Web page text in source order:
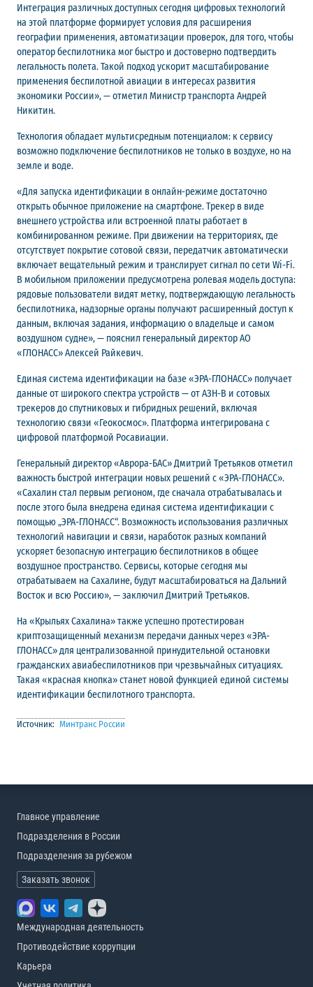
Интеграция различных доступных сегодня цифровых технологий
на этой платформе формирует условия для расширения
географии применения, автоматизации проверок, для того, чтобы
оператор беспилотника мог быстро и достоверно подтвердить
легальность полета. Такой подход ускорит масштабирование
применения беспилотной авиации в интересах развития
экономики России», — отметил Министр транспорта Андрей
Никитин.
Технология обладает мультисредным потенциалом: к сервису
возможно подключение беспилотников не только в воздухе, но на
земле и воде.
«Для запуска идентификации в онлайн-режиме достаточно
открыть обычное приложение на смартфоне. Трекер в виде
внешнего устройства или встроенной платы работает в
комбинированном режиме. При движении на территориях, где
отсутствует покрытие сотовой связи, передатчик автоматически
включает вещательный режим и транслирует сигнал по сети Wi-Fi.
В мобильном приложении предусмотрена ролевая модель доступа:
рядовые пользователи видят метку, подтверждающую легальность
беспилотника, надзорные органы получают расширенный доступ к
данным, включая задания, информацию о владельце и самом
воздушном судне», — пояснил генеральный директор АО
«ГЛОНАСС» Алексей Райкевич.
Единая система идентификации на базе «ЭРА-ГЛОНАСС» получает
данные от широкого спектра устройств — от АЗН-В и сотовых
трекеров до спутниковых и гибридных решений, включая
технологию связи «Геокосмос». Платформа интегрирована с
цифровой платформой Росавиации.
Генеральный директор «Аврора-БАС» Дмитрий Третьяков отметил
важность быстрой интеграции новых решений с «ЭРА-ГЛОНАСС».
«Сахалин стал первым регионом, где сначала отрабатывалась и
после этого была внедрена единая система идентификации с
помощью „ЭРА-ГЛОНАСС“. Возможность использования различных
технологий навигации и связи, наработок разных компаний
ускоряет безопасную интеграцию беспилотников в общее
воздушное пространство. Сервисы, которые сегодня мы
отрабатываем на Сахалине, будут масштабироваться на Дальний
Восток и всю Россию», — заключил Дмитрий Третьяков.
На «Крыльях Сахалина» также успешно протестирован
криптозащищенный механизм передачи данных через «ЭРА-
ГЛОНАСС» для централизованной принудительной остановки
гражданских авиабеспилотников при чрезвычайных ситуациях.
Такая «красная кнопка» станет новой функцией единой системы
идентификации беспилотного транспорта.
Источник: Минтранс России
Главное управление
Подразделения в России
Подразделения за рубежом
Заказать звонок
Международная деятельность
Противодействие коррупции
Карьера